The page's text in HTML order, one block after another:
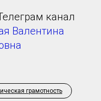
канал
Валентина
грамотность